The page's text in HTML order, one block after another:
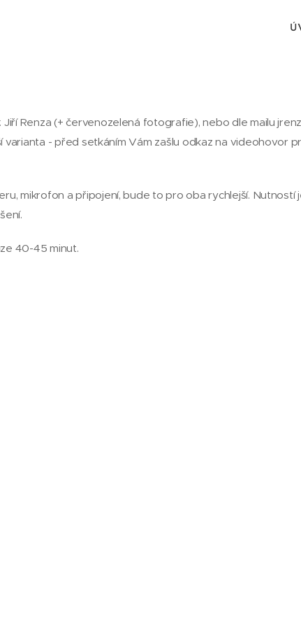
Renza (+ červenozelená fotografie), nebo dle mailu
varianta - před setkáním Vám zašlu odkaz na videohovor
mikrofon a připojení, bude to pro oba rychlejší. Nutností
40-45 minut.